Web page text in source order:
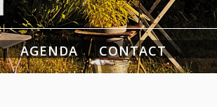
AGENDA CONTACT